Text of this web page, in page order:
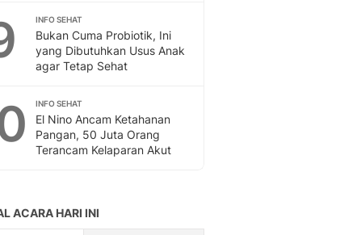
INFO SEHAT
Bukan Cuma Probiotik, Ini
yang Dibutuhkan Usus Anak
agar Tetap Sehat
INFO SEHAT
El Nino Ancam Ketahanan
Pangan, 50 Juta Orang
Terancam Kelaparan Akut